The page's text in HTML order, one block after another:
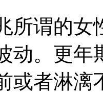
所谓的女
动。更年
或者淋